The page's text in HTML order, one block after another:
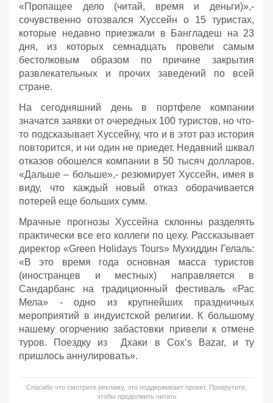
«Пропащее дело (читай, время и деньги)»,-
сочувственно отозвался Хуссейн о 15 туристах,
которые недавно приезжали в Бангладеш на 23
дня, из которых семнадцать провели самым
бестолковым образом по причине закрытия
развлекательных и прочих заведений по всей
стране.
На сегодняшний день в портфеле компании
значатся заявки от очередных 100 туристов, но что-
то подсказывает Хуссейну, что и в этот раз история
повторится, и ни один не приедет. Недавний шквал
отказов обошелся компании в 50 тысяч долларов.
«Дальше – больше»,- резюмирует Хуссейн, имея в
виду, что каждый новый отказ оборачивается
потерей еще больших сумм.
Мрачные прогнозы Хуссейна склонны разделять
практически все его коллеги по цеху. Рассказывает
директор «Green Holidays Tours» Мухиддин Гелаль:
«В это время года основная масса туристов
(иностранцев и местных) направляется в
Сандарбанс на традиционный фестиваль «Рас
Мела» - одно из крупнейших праздничных
мероприятий в индуистской религии. К большому
нашему огорчению забастовки привели к отмене
туров. Поездку из Дхаки в Cox’s Bazar, и ту
пришлось аннулировать».
Спасибо что смотрите рекламу, это поддерживает проект. Прокрутите,
чтобы продолжить читать